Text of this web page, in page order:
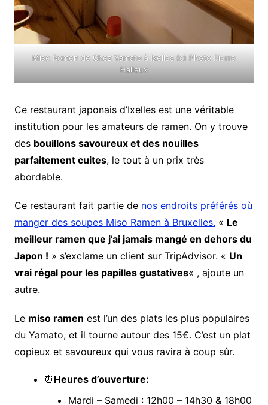
Mise Romen de Chez Yamato à Ixelles (c) Photo Pierre
Halleux
Ce restaurant japonais d’Ixelles est une véritable
institution pour les amateurs de ramen. On y trouve
des bouillons savoureux et des nouilles
parfaitement cuites, le tout à un prix très
abordable.
Ce restaurant fait partie de nos endroits préférés où
manger des soupes Miso Ramen à Bruxelles. « Le
meilleur ramen que j’ai jamais mangé en dehors du
Japon ! » s’exclame un client sur TripAdvisor. « Un
vrai régal pour les papilles gustatives« , ajoute un
autre.
Le miso ramen est l’un des plats les plus populaires
du Yamato, et il tourne autour des 15€. C’est un plat
copieux et savoureux qui vous ravira à coup sûr.
⏰ Heures d’ouverture:
Mardi – Samedi : 12h00 – 14h30 & 18h00